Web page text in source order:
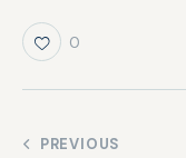
0
PREVIOUS